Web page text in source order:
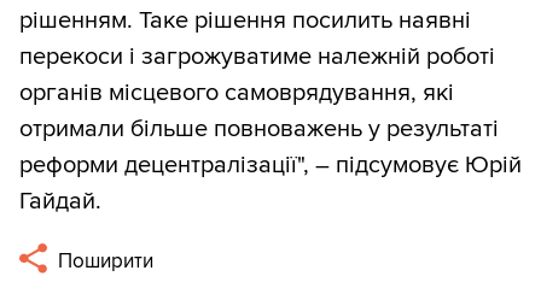
рішенням. Таке рішення посилить наявні
перекоси і загрожуватиме належній роботі
органів місцевого самоврядування, які
отримали більше повноважень у результаті
реформи децентралізації", – підсумовує Юрій
Гайдай.
Поширити